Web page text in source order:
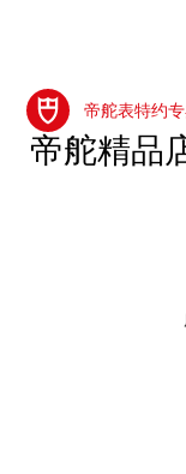
帝舵表特约
帝舵精品